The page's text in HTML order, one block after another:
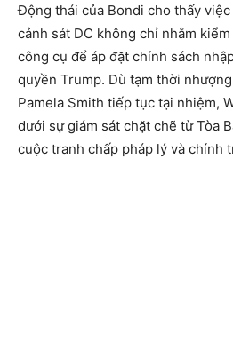
Động thái của Bondi cho thấy
cảnh sát DC không chỉ nhằm
công cụ để áp đặt chính sách
quyền Trump. Dù tạm thời
Pamela Smith tiếp tục tại nhiệm,
dưới sự giám sát chặt chẽ từ Tòa
cuộc tranh chấp pháp lý và chính